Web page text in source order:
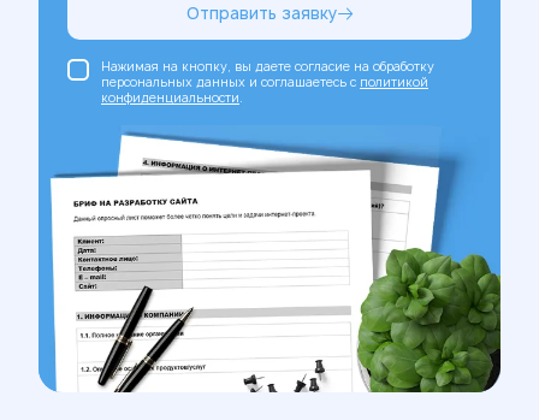
Отправить заявку
Нажимая на кнопку, вы даете согласие на обработку
персональных данных и соглашаетесь c политикой
конфиденциальности.